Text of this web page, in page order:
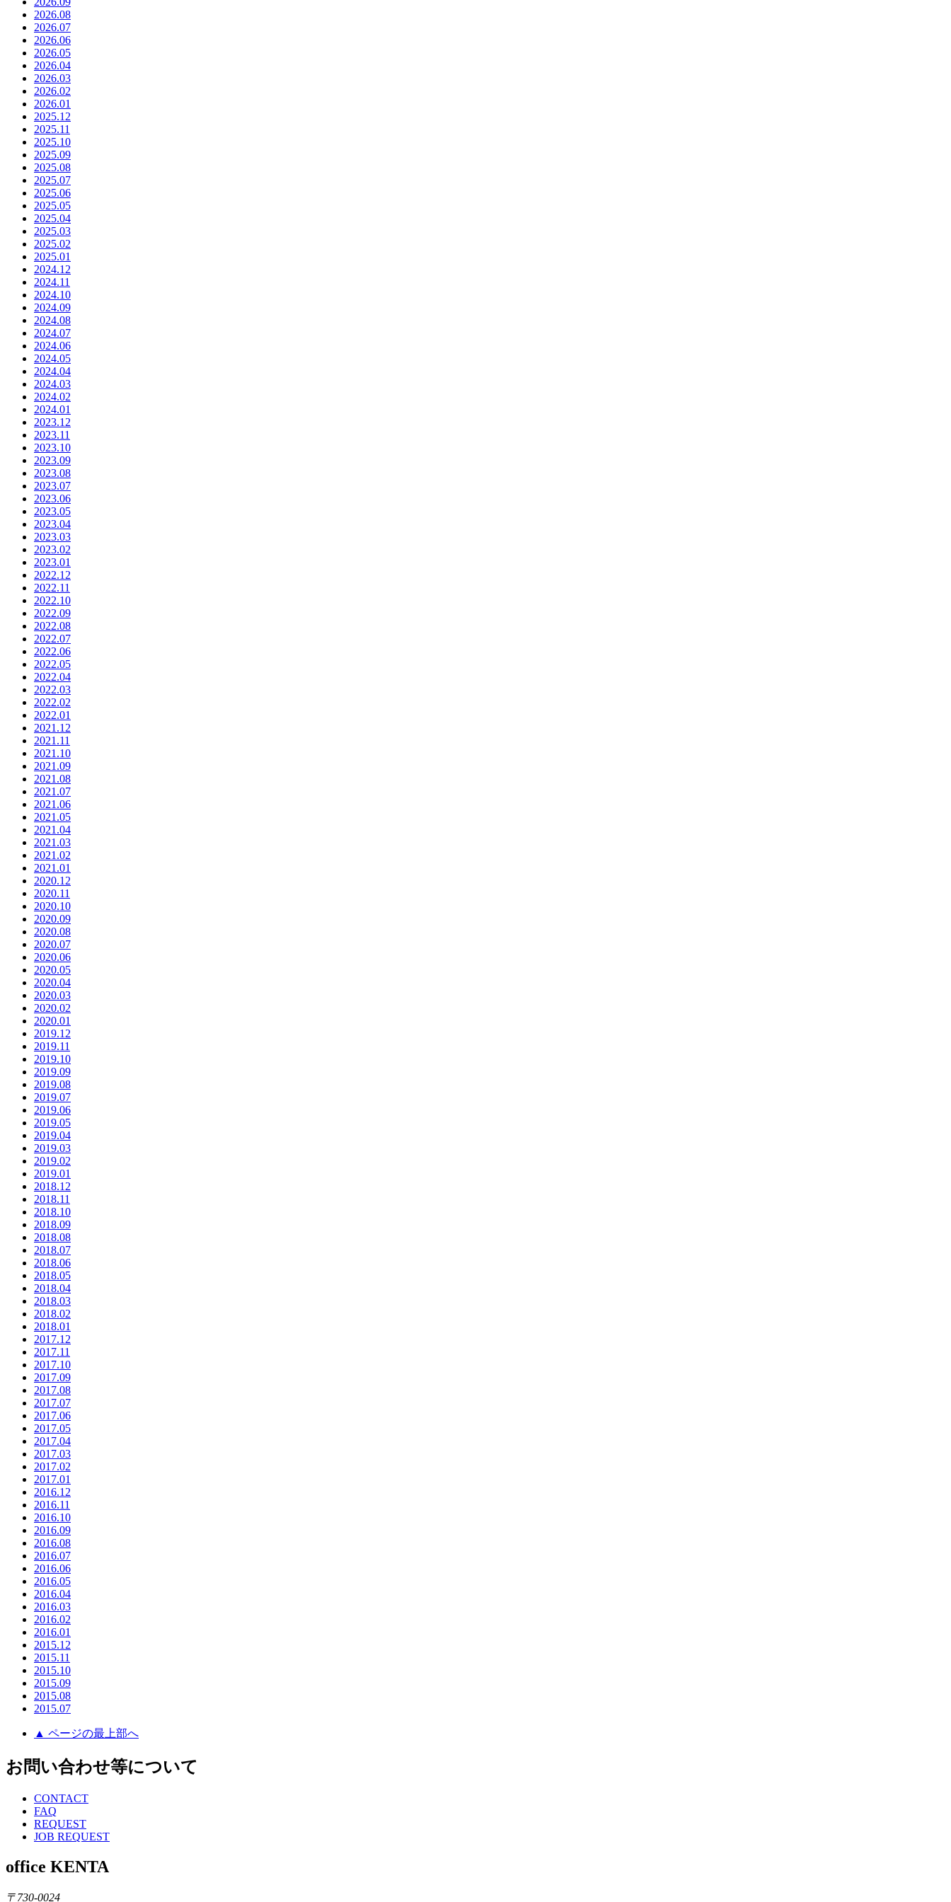
2026.08
2026.07
2026.06
2026.05
2026.04
2026.03
2026.02
2026.01
2025.12
2025.11
2025.10
2025.09
2025.08
2025.07
2025.06
2025.05
2025.04
2025.03
2025.02
2025.01
2024.12
2024.11
2024.10
2024.09
2024.08
2024.07
2024.06
2024.05
2024.04
2024.03
2024.02
2024.01
2023.12
2023.11
2023.10
2023.09
2023.08
2023.07
2023.06
2023.05
2023.04
2023.03
2023.02
2023.01
2022.12
2022.11
2022.10
2022.09
2022.08
2022.07
2022.06
2022.05
2022.04
2022.03
2022.02
2022.01
2021.12
2021.11
2021.10
2021.09
2021.08
2021.07
2021.06
2021.05
2021.04
2021.03
2021.02
2021.01
2020.12
2020.11
2020.10
2020.09
2020.08
2020.07
2020.06
2020.05
2020.04
2020.03
2020.02
2020.01
2019.12
2019.11
2019.10
2019.09
2019.08
2019.07
2019.06
2019.05
2019.04
2019.03
2019.02
2019.01
2018.12
2018.11
2018.10
2018.09
2018.08
2018.07
2018.06
2018.05
2018.04
2018.03
2018.02
2018.01
2017.12
2017.11
2017.10
2017.09
2017.08
2017.07
2017.06
2017.05
2017.04
2017.03
2017.02
2017.01
2016.12
2016.11
2016.10
2016.09
2016.08
2016.07
2016.06
2016.05
2016.04
2016.03
2016.02
2016.01
2015.12
2015.11
2015.10
2015.09
2015.08
2015.07
▲ ページの最上部へ
お問い合わせ等について
CONTACT
FAQ
REQUEST
JOB REQUEST
office KENTA
〒730-0024